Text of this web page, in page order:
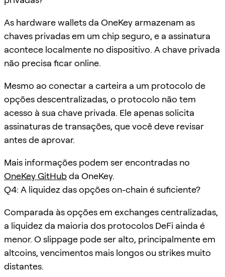
As hardware wallets da OneKey armazenam as
chaves privadas em um chip seguro, e a assinatura
acontece localmente no dispositivo. A chave privada
não precisa ficar online.
Mesmo ao conectar a carteira a um protocolo de
opções descentralizadas, o protocolo não tem
acesso à sua chave privada. Ele apenas solicita
assinaturas de transações, que você deve revisar
antes de aprovar.
Mais informações podem ser encontradas no
OneKey GitHubda OneKey.
Q4: A liquidez das opções on-chain é suficiente?
Comparada às opções em exchanges centralizadas,
a liquidez da maioria dos protocolos DeFi ainda é
menor. O slippage pode ser alto, principalmente em
altcoins, vencimentos mais longos ou strikes muito
distantes.